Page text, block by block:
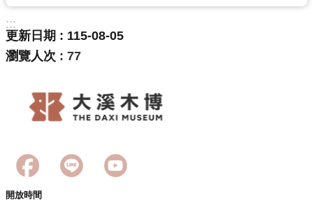
市
政
信
府
n
:::
更新日期
115-08-05
瀏覽人次
77
開放時間